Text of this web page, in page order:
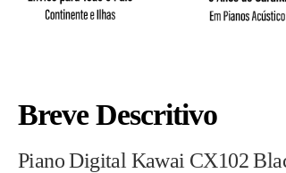
Breve Descritivo
Piano Digital Kawai CX102